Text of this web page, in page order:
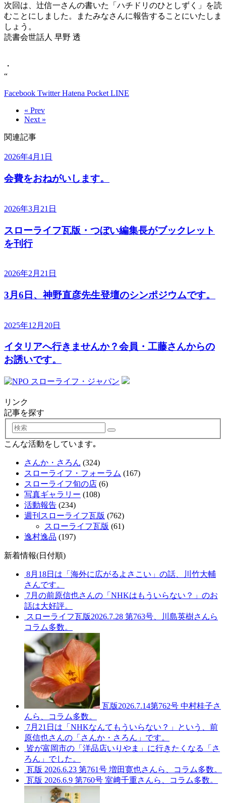
次回は、辻信一さんの書いた「ハチドリのひとしずく」を読
むことにしました。またみなさんに報告することにいたしま
しょう。
読書会世話人 早野 透
・
“
Facebook TwitterHatena Pocket LINE
« Prev
Next »
関連記事
2026年4月1日
会費をおねがいします。
2026年3月21日
スローライフ瓦版・つぼい編集長がブックレット
を刊行
2026年2月21日
3月6日、神野直彦先生登壇のシンポジウムです。
2025年12月20日
イタリアへ行きませんか？会員・工藤さんからの
お誘いです。
リンク
記事を探す
検
索
こんな活動をしています｡
さんか・さろん (324)
スローライフ・フォーラム (167)
スローライフ旬の店 (6)
写真ギャラリー (108)
活動報告 (234)
週刊スローライフ瓦版 (762)
スローライフ瓦版 (61)
逸村逸品 (197)
新着情報(日付順)
8月18日は「海外に広がるよさこい」の話、川竹大輔
さんです。
7月の前原信也さんの「NHKはもういらない？」のお
話は大好評。
スローライフ瓦版2026.7.28 第763号、川島英樹さんら
コラム多数。
瓦版2026.7.14第762号 中村桂子さ
んら、コラム多数。
7月21日は「NHKなんてもういらない？」という、前
原信也さんの「さんか・さろん」です。
皆が富岡市の「洋品店いりやま」に行きたくなる「さ
ろん」でした。
瓦版 2026.6.23 第761号 増田寛也さんら、コラム多数。
瓦版 2026.6.9 第760号 室﨑千重さんら、コラム多数。